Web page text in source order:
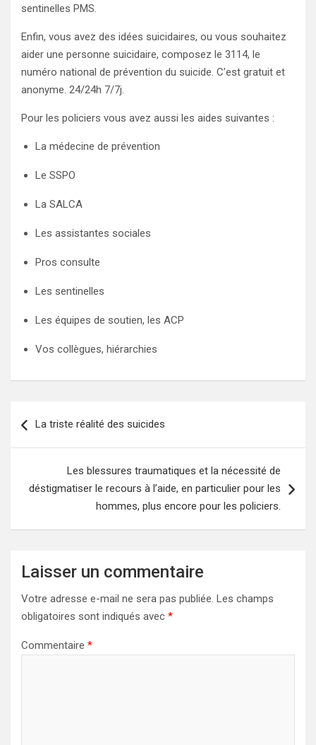
sentinelles PMS.
Enfin, vous avez des idées suicidaires, ou vous souhaitez
aider une personne suicidaire, composez le 3114, le
numéro national de prévention du suicide. C’est gratuit et
anonyme. 24/24h 7/7j.
Pour les policiers vous avez aussi les aides suivantes :
La médecine de prévention
Le SSPO
La SALCA
Les assistantes sociales
Pros consulte
Les sentinelles
Les équipes de soutien, les ACP
Vos collègues, hiérarchies
de
La triste réalité des suicides
Les blessures traumatiques et la nécessité de
déstigmatiser le recours à l’aide, en particulier pour les
hommes, plus encore pour les policiers.
Laisser un commentaire
Votre adresse e-mail ne sera pas publiée. Les champs
obligatoires sont indiqués avec *
Commentaire *